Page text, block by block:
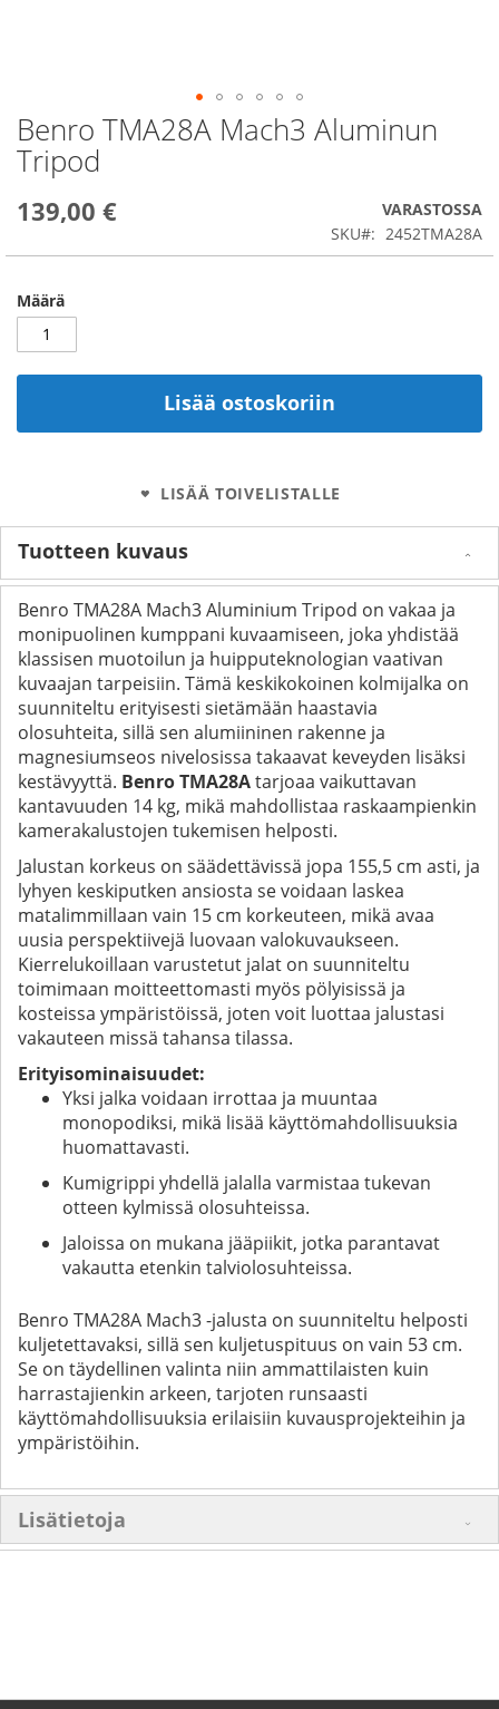
Benro TMA28A Mach3 Aluminun
Tripod
139,00 €
VARASTOSSA
SKU
2452TMA28A
Määrä
Lisää ostoskoriin
LISÄÄ TOIVELISTALLE
Skip
to
the
of
Tuotteen kuvaus
Benro TMA28A Mach3 Aluminium Tripod on vakaa ja
monipuolinen kumppani kuvaamiseen, joka yhdistää
klassisen muotoilun ja huipputeknologian vaativan
kuvaajan tarpeisiin. Tämä keskikokoinen kolmijalka on
suunniteltu erityisesti sietämään haastavia
olosuhteita, sillä sen alumiininen rakenne ja
magnesiumseos nivelosissa takaavat keveyden lisäksi
kestävyyttä. Benro TMA28Atarjoaa vaikuttavan
kantavuuden 14 kg, mikä mahdollistaa raskaampienkin
kamerakalustojen tukemisen helposti.
Jalustan korkeus on säädettävissä jopa 155,5 cm asti, ja
lyhyen keskiputken ansiosta se voidaan laskea
matalimmillaan vain 15 cm korkeuteen, mikä avaa
uusia perspektiivejä luovaan valokuvaukseen.
Kierrelukoillaan varustetut jalat on suunniteltu
toimimaan moitteettomasti myös pölyisissä ja
kosteissa ympäristöissä, joten voit luottaa jalustasi
vakauteen missä tahansa tilassa.
Erityisominaisuudet:
Yksi jalka voidaan irrottaa ja muuntaa
monopodiksi, mikä lisää käyttömahdollisuuksia
huomattavasti.
Kumigrippi yhdellä jalalla varmistaa tukevan
otteen kylmissä olosuhteissa.
Jaloissa on mukana jääpiikit, jotka parantavat
vakautta etenkin talviolosuhteissa.
Benro TMA28A Mach3 -jalusta on suunniteltu helposti
kuljetettavaksi, sillä sen kuljetuspituus on vain 53 cm.
Se on täydellinen valinta niin ammattilaisten kuin
harrastajienkin arkeen, tarjoten runsaasti
käyttömahdollisuuksia erilaisiin kuvausprojekteihin ja
ympäristöihin.
Lisätietoja